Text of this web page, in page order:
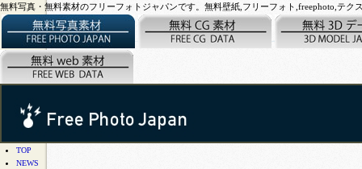
無料写真・無料素材のフリーフォトジャパンです。無料壁紙,フリーフォト,freephoto,テク
TOP
NEWS